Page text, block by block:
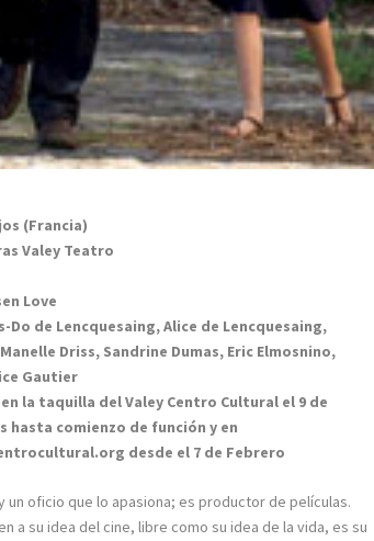
(Francia)
Valey Teatro
Love
Do de Lencquesaing, Alice de Lencquesaing,
Driss, Sandrine Dumas, Eric Elmosnino,
Gautier
la taquilla del Valey Centro Cultural el 9 de
hasta comienzo de función y en
desde el 7 de Febrero
un oficio que lo apasiona; es productor de películas.
a su idea del cine, libre como su idea de la vida, es su